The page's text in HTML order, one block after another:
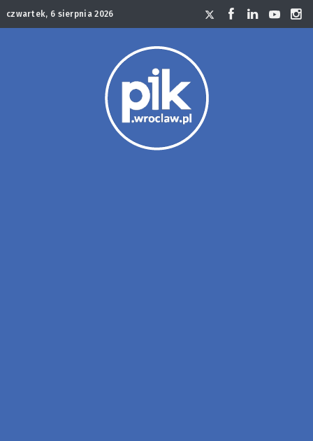
czwartek, 6 sierpnia 2026